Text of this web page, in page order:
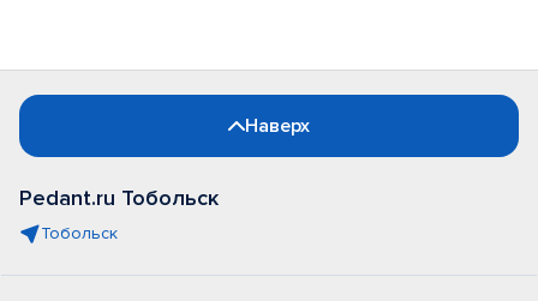
Наверх
Pedant.ru Тобольск
Тобольск